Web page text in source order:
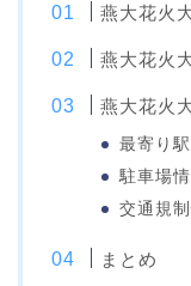
燕大花火
燕大花火
燕大花火
最寄り
駐車場
交通規
まとめ